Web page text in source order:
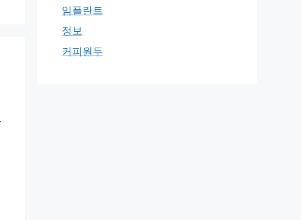
임플란트
정보
커피원두